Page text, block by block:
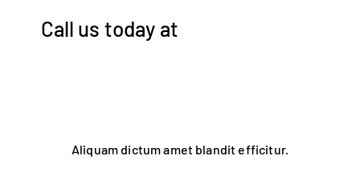
Call us today at
Aliquam dictum amet blandit efficitur.